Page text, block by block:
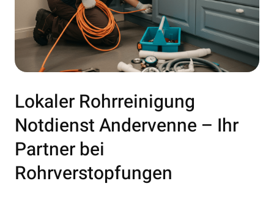
Lokaler Rohrreinigung
Notdienst Andervenne – Ihr
Partner bei
Rohrverstopfungen